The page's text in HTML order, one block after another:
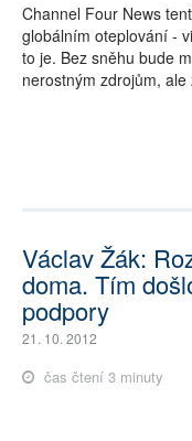
Channel Four News
globálním oteplování -
to je. Bez sněhu bude
nerostným zdrojům,
Václav Žák:
doma. Tím
podpory
21. 10. 2012
čas čtení 3 minuty